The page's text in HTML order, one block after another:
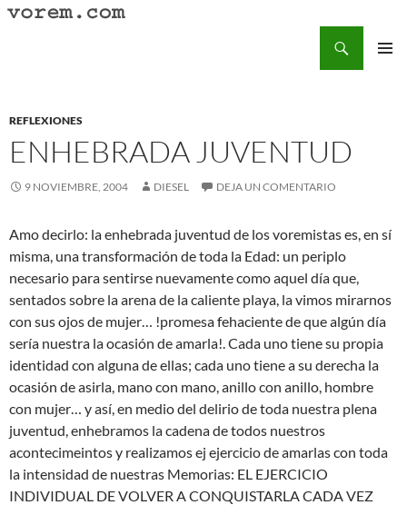
Saltar
REFLEXIONES
ENHEBRADA JUVENTUD
9 NOVIEMBRE, 2004 DIESEL DEJA UN COMENTARIO
Amo decirlo: la enhebrada juventud de los voremistas es, en sí
misma, una transformación de toda la Edad: un periplo
necesario para sentirse nuevamente como aquel día que,
sentados sobre la arena de la caliente playa, la vimos mirarnos
con sus ojos de mujer… !promesa fehaciente de que algún día
sería nuestra la ocasión de amarla!. Cada uno tiene su propia
identidad con alguna de ellas; cada uno tiene a su derecha la
ocasión de asirla, mano con mano, anillo con anillo, hombre
con mujer… y así, en medio del delirio de toda nuestra plena
juventud, enhebramos la cadena de todos nuestros
acontecimeintos y realizamos ej ejercicio de amarlas con toda
la intensidad de nuestras Memorias: EL EJERCICIO
INDIVIDUAL DE VOLVER A CONQUISTARLA CADA VEZ